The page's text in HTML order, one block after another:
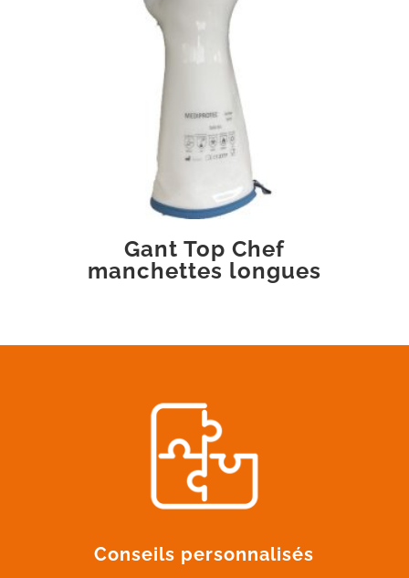
Gant Top Chef
manchettes longues
Conseils personnalisés